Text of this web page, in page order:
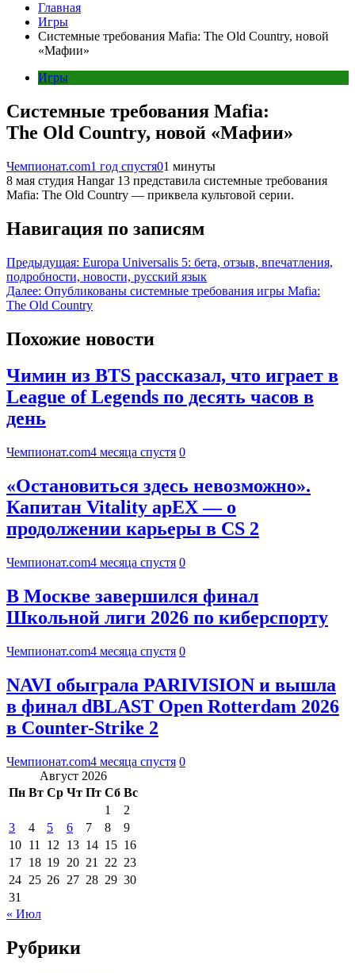
Главная
Игры
Системные требования Mafia: The Old Country, новой
«Мафии»
Игры
Системные требования Mafia:
The Old Country, новой «Мафии»
Чемпионат.com1 год спустя01 минуты
8 мая студия Hangar 13 представила системные требования
Mafia: The Old Country — приквела культовой серии.
Навигация по записям
Предыдущая: Europa Universalis 5: бета, отзыв, впечатления,
подробности, новости, русский язык
Далее: Опубликованы системные требования игры Mafia:
The Old Country
Похожие новости
Чимин из BTS рассказал, что играет в
League of Legends по десять часов в
день
Чемпионат.com4 месяца спустя 0
«Остановиться здесь невозможно».
Капитан Vitality apEX — о
продолжении карьеры в CS 2
Чемпионат.com4 месяца спустя 0
В Москве завершился финал
Школьной лиги 2026 по киберспорту
Чемпионат.com4 месяца спустя 0
NAVI обыграла PARIVISION и вышла
в финал dBLAST Open Rotterdam 2026
в Counter-Strike 2
Чемпионат.com4 месяца спустя 0
Август 2026
Пн Вт Ср Чт Пт Сб Вс
1
2
3
4 5 6 7 8
9
10 11 12 13 14 15 16
17 18 19 20 21 22 23
24 25 26 27 28 29 30
31
« Июл
Рубрики